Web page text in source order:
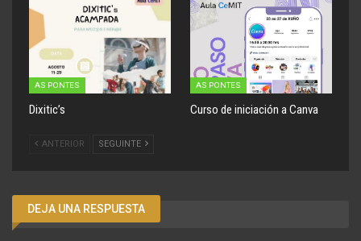
AS PONTES
Dixitic’s
AS PONTES
Curso de iniciación a Canva
ANTERIOR SEGUINTE
DEJA UNA RESPUESTA